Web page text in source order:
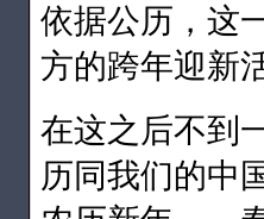
依据公历，这
方的跨年迎新
在这之后不到
历同我们的中